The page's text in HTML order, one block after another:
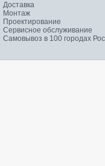
Доставка
Монтаж
Проектирование
Сервисное обслуживание
Самовывоз в 100 городах